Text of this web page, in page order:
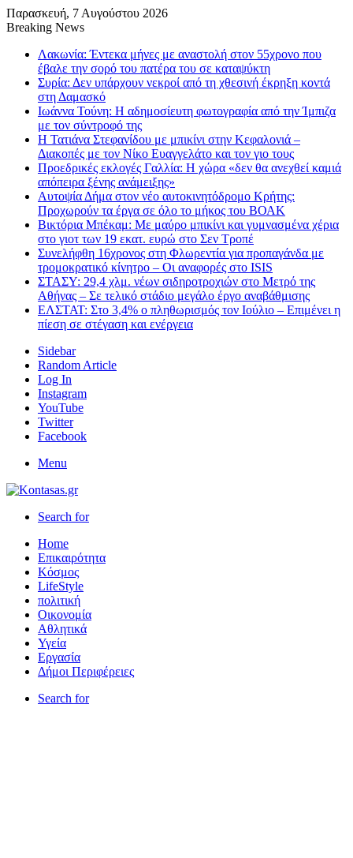
Παρασκευή, 7 Αυγούστου 2026
Breaking News
Λακωνία: Έντεκα μήνες με αναστολή στον 55χρονο που
έβαλε την σορό του πατέρα του σε καταψύκτη
Συρία: Δεν υπάρχουν νεκροί από τη χθεσινή έκρηξη κοντά
στη Δαμασκό
Ιωάννα Τούνη: Η αδημοσίευτη φωτογραφία από την Ίμπιζα
με τον σύντροφό της
Η Τατιάνα Στεφανίδου με μπικίνι στην Κεφαλονιά –
Διακοπές με τον Νίκο Ευαγγελάτο και τον γιο τους
Προεδρικές εκλογές Γαλλία: Η χώρα «δεν θα ανεχθεί καμιά
απόπειρα ξένης ανάμειξης»
Αυτοψία Δήμα στον νέο αυτοκινητόδρομο Κρήτης:
Προχωρούν τα έργα σε όλο το μήκος του ΒΟΑΚ
Βικτόρια Μπέκαμ: Με μαύρο μπικίνι και γυμνασμένα χέρια
στο γιοτ των 19 εκατ. ευρώ στο Σεν Τροπέ
Συνελήφθη 16χρονος στη Φλωρεντία για προπαγάνδα με
τρομοκρατικό κίνητρο – Οι αναφορές στο ISIS
ΣΤΑΣΥ: 29,4 χλμ. νέων σιδηροτροχιών στο Μετρό της
Αθήνας – Σε τελικό στάδιο μεγάλο έργο αναβάθμισης
ΕΛΣΤΑΤ: Στο 3,4% ο πληθωρισμός τον Ιούλιο – Επιμένει η
πίεση σε στέγαση και ενέργεια
Sidebar
Random Article
Log In
Instagram
YouTube
Twitter
Facebook
Menu
Search for
Home
Επικαιρότητα
Κόσμος
LifeStyle
πολιτική
Οικονομία
Αθλητικά
Υγεία
Εργασία
Δήμοι Περιφέρειες
Search for